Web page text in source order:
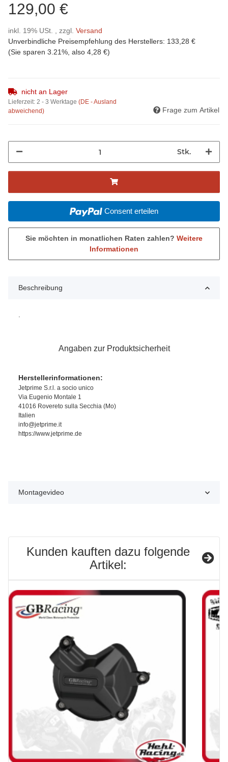
129,00 €
inkl. 19% USt. , zzgl. Versand
Unverbindliche Preisempfehlung des Herstellers: 133,28 €
(Sie sparen 3.21% , also 4,28 €)
nicht an Lager
Lieferzeit: 2 - 3 Werktage (DE - Ausland
abweichend)
Frage zum Artikel
Stk.
Consent erteilen
Sie möchten in monatlichen Raten zahlen? Weitere
Informationen
Beschreibung
Angaben zur Produktsicherheit
Herstellerinformationen:
Jetprime S.r.l. a socio unico
Via Eugenio Montale 1
41016 Rovereto sulla Secchia (Mo)
Italien
info@jetprime.it
https://www.jetprime.de
Montagevideo
Kunden kauften dazu folgende
Artikel: